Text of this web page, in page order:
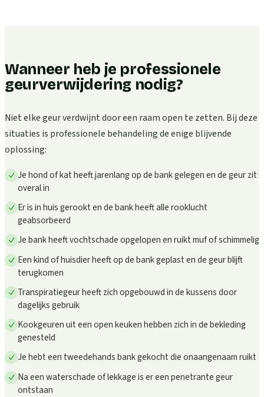
Wanneer heb je professionele
geurverwijdering nodig?
Niet elke geur verdwijnt door een raam open te zetten. Bij deze
situaties is professionele behandeling de enige blijvende
oplossing:
Je hond of kat heeft jarenlang op de bank gelegen en de geur zit
overal in
Er is in huis gerookt en de bank heeft alle rooklucht
geabsorbeerd
Je bank heeft vochtschade opgelopen en ruikt muf of schimmelig
Een kind of huisdier heeft op de bank geplast en de geur blijft
terugkomen
Transpiratiegeur heeft zich opgebouwd in de kussens door
dagelijks gebruik
Kookgeuren uit een open keuken hebben zich in de bekleding
genesteld
Je hebt een tweedehands bank gekocht die onaangenaam ruikt
Na een waterschade of lekkage is er een penetrante geur
ontstaan